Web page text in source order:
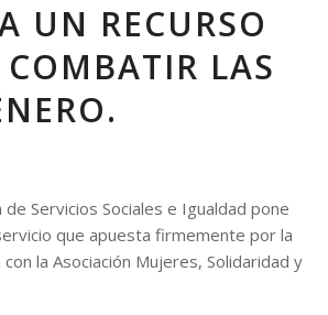
UN RECURSO
LAS
Servicios Sociales e Igualdad pone
que apuesta firmemente por la
la Asociación Mujeres, Solidaridad y